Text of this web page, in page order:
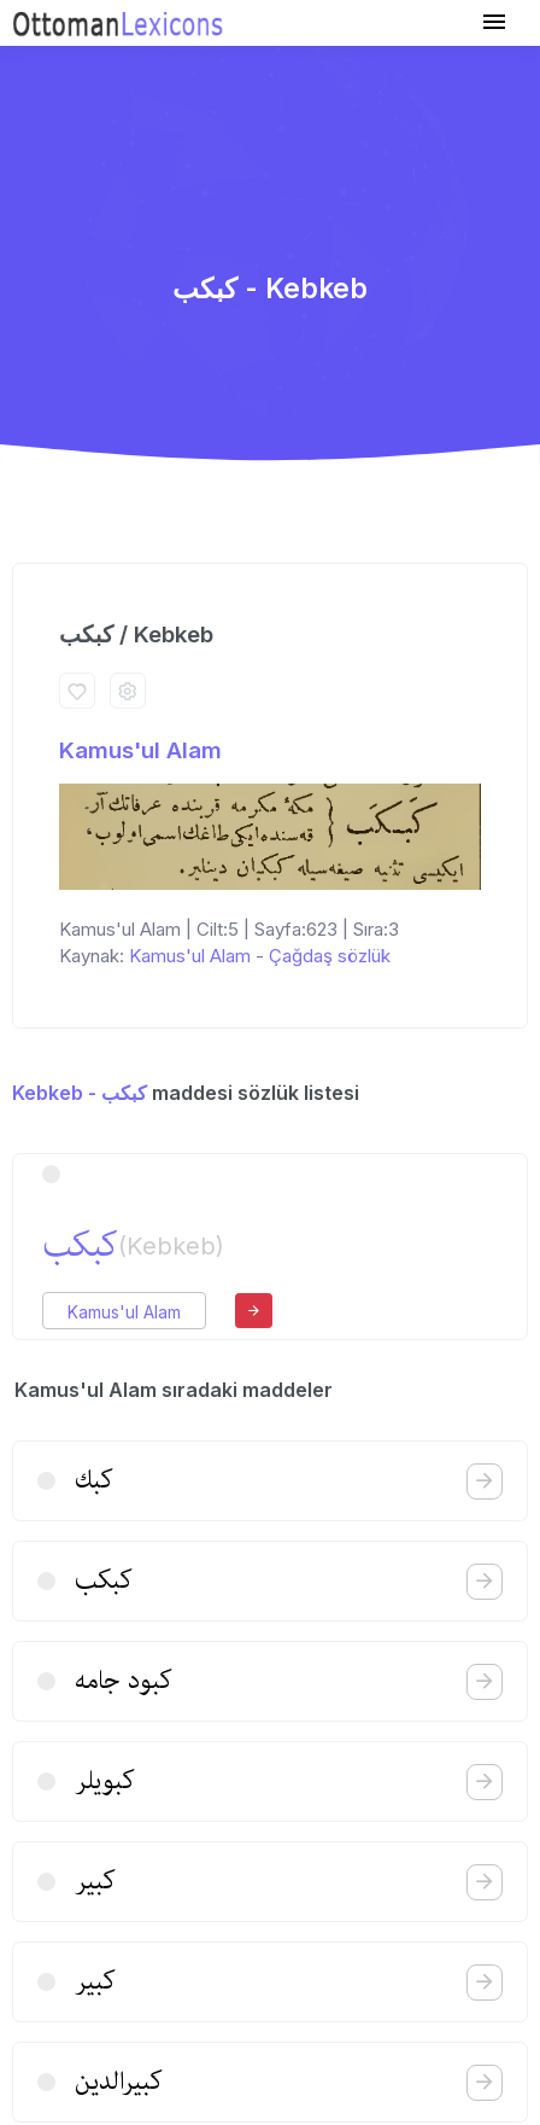
كبكب - Kebkeb
كبكب / Kebkeb
Kamus'ul Alam
Kamus'ul Alam | Cilt:5 | Sayfa:623 | Sıra:3
Kaynak: Kamus'ul Alam - Çağdaş sözlük
Kebkeb - كبكبmaddesi sözlük listesi
كبكب(Kebkeb)
Kamus'ul Alam
Kamus'ul Alam sıradaki maddeler
كبك
كبكب
كبود جامه
كبویلر
كبیر
كبیر
كبیرالدین